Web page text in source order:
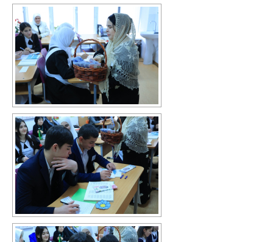
Психолого-педагогический класс
Дистанционное образование
Дошкольное образование
Перечень информационных систем
Всероссийская олимпиада школьников
Деятельность
Школа Минпроса России
Школьное питание